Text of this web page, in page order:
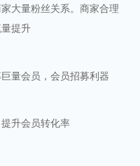
大量粉丝关系。商家合理
提升
量会员，会员招募利器
升会员转化率